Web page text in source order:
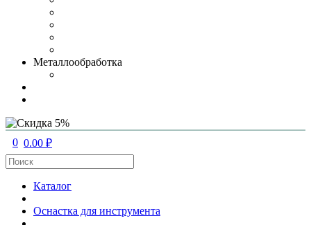
Металлообработка
0 0.00 ₽
Каталог
Оснастка для инструмента